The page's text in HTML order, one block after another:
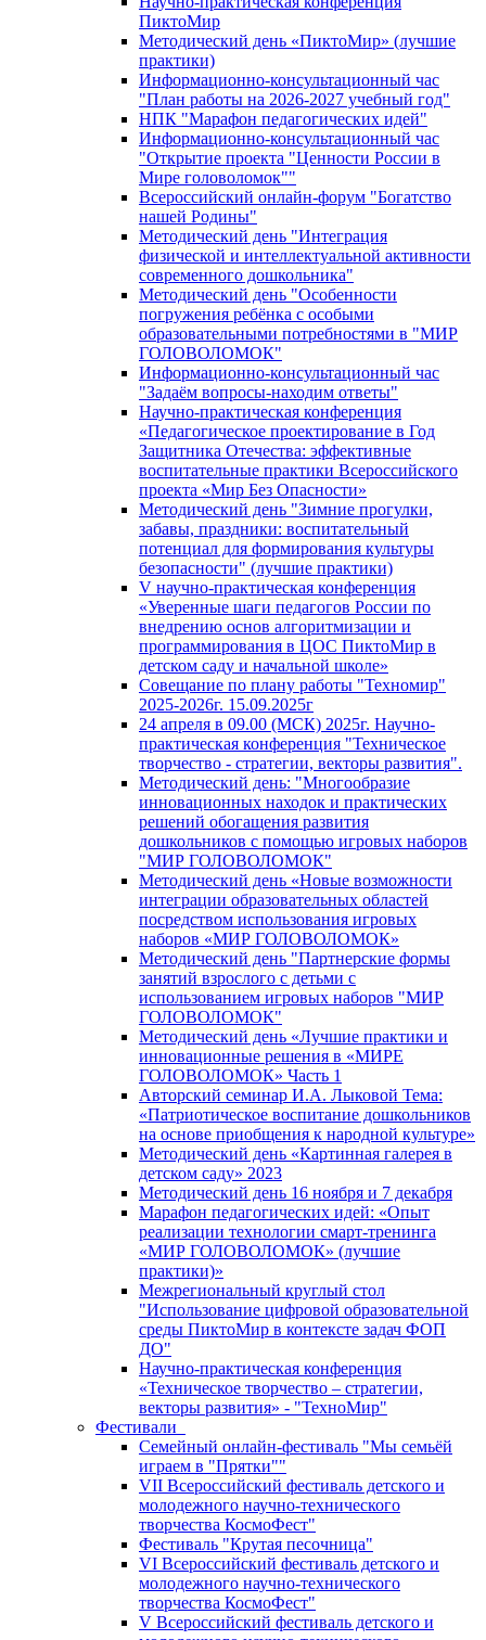
ПиктоМир
Методический день «ПиктоМир» (лучшие
практики)
Информационно-консультационный час
"План работы на 2026-2027 учебный год"
НПК "Марафон педагогических идей"
Информационно-консультационный час
"Открытие проекта "Ценности России в
Мире головоломок""
Всероссийский онлайн-форум "Богатство
нашей Родины"
Методический день "Интеграция
физической и интеллектуальной активности
современного дошкольника"
Методический день "Особенности
погружения ребёнка с особыми
образовательными потребностями в "МИР
ГОЛОВОЛОМОК"
Информационно-консультационный час
"Задаём вопросы-находим ответы"
Научно-практическая конференция
«Педагогическое проектирование в Год
Защитника Отечества: эффективные
воспитательные практики Всероссийского
проекта «Мир Без Опасности»
Методический день "Зимние прогулки,
забавы, праздники: воспитательный
потенциал для формирования культуры
безопасности" (лучшие практики)
V научно-практическая конференция
«Уверенные шаги педагогов России по
внедрению основ алгоритмизации и
программирования в ЦОС ПиктоМир в
детском саду и начальной школе»
Совещание по плану работы "Техномир"
2025-2026г. 15.09.2025г
24 апреля в 09.00 (МСК) 2025г. Научно-
практическая конференция "Техническое
творчество - стратегии, векторы развития".
Методический день: "Многообразие
инновационных находок и практических
решений обогащения развития
дошкольников с помощью игровых наборов
"МИР ГОЛОВОЛОМОК"
Методический день «Новые возможности
интеграции образовательных областей
посредством использования игровых
наборов «МИР ГОЛОВОЛОМОК»
Методический день "Партнерские формы
занятий взрослого с детьми с
использованием игровых наборов "МИР
ГОЛОВОЛОМОК"
Методический день «Лучшие практики и
инновационные решения в «МИРЕ
ГОЛОВОЛОМОК» Часть 1
Авторский семинар И.А. Лыковой Тема:
«Патриотическое воспитание дошкольников
на основе приобщения к народной культуре»
Методический день «Картинная галерея в
детском саду» 2023
Методический день 16 ноября и 7 декабря
Марафон педагогических идей: «Опыт
реализации технологии смарт-тренинга
«МИР ГОЛОВОЛОМОК» (лучшие
практики)»
Межрегиональный круглый стол
"Использование цифровой образовательной
среды ПиктоМир в контексте задач ФОП
ДО"
Научно-практическая конференция
«Техническое творчество – стратегии,
векторы развития» - "ТехноМир"
Фестивали
Семейный онлайн-фестиваль "Мы семьёй
играем в "Прятки""
VII Всероссийский фестиваль детского и
молодежного научно-технического
творчества КосмоФест"
Фестиваль "Крутая песочница"
VI Всероссийский фестиваль детского и
молодежного научно-технического
творчества КосмоФест"
V Всероссийский фестиваль детского и